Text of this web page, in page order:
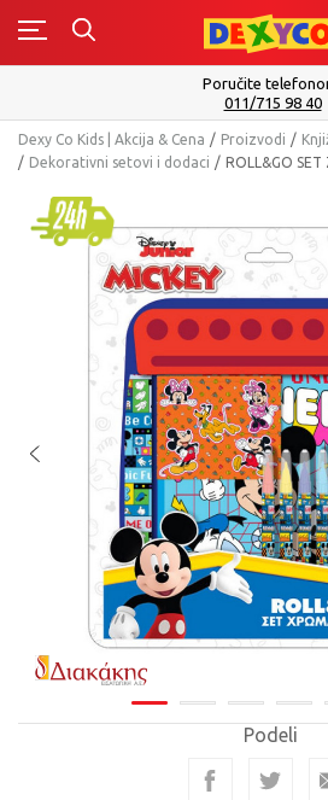
0
Poručite
011/715 98 40
Dexy Co Kids | Akcija & Cena Proizvodi
Dekorativni setovi i dodaci
ROLL&GO SET
Podeli